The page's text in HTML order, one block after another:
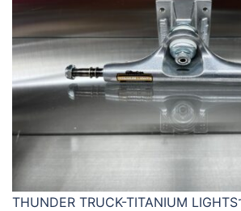
THUNDER TRUCK-TITANIUM LIGHTS